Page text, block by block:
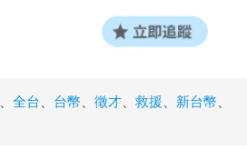
全台 台幣 徵才 救援 新台幣